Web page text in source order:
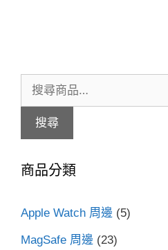
尋
字:
搜尋
商品分類
Apple Watch 周邊 (5)
MagSafe 周邊 (23)